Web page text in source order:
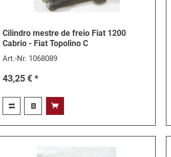
Cilindro mestre de freio Fiat 1200
Cabrio - Fiat Topolino C
Art.-Nr. 1068089
43,25 € *